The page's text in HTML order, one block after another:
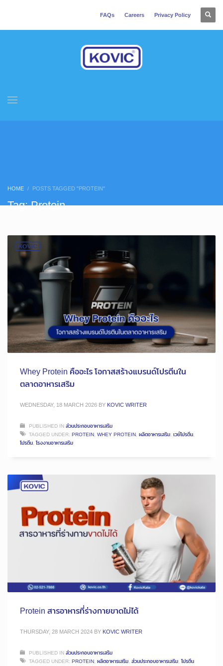
FAQs Careers Privacy Policy
HOME POSTS TAGGED "PROTEIN"
Tag: Protein
Whey Protein คืออะไร โอกาสสร้างแบรนด์โปรตีนใน
ตลาดอาหารเสริม
WEDNESDAY, 18 MARCH 2026 BY KOVIC WRITER
PUBLISHED INส่วนประกอบอาหารเสริม
TAGGED UNDER: PROTEIN, WHEY PROTEIN, ผลิตอาหารเสริม, เวย์โปรตีน,
โปรตีน, โรงงานอาหารเสริม
Protein สารอาหารที่ร่างกายขาดไม่ได้
THURSDAY, 28 MARCH 2024 BY KOVIC WRITER
PUBLISHED INส่วนประกอบอาหารเสริม
TAGGED UNDER: PROTEIN, ผลิตอาหารเสริม, ส่วนประกอบอาหารเสริม, โปรตีน